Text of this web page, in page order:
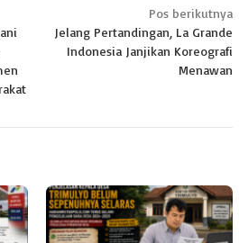
Pos berikutnya
Jelang Pertandingan, La Grande
Indonesia Janjikan Koreografi
Menawan